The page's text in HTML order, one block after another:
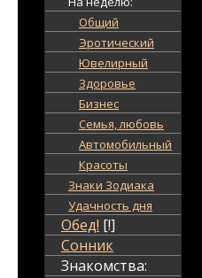
Общий
Эротический
Ювелирный
Здоровье
Бизнес
Семья, любовь
Автомобильный
Красоты
Знаки Зодиака
Удачность дня
Обед! [!]
Сонник
Знакомства: